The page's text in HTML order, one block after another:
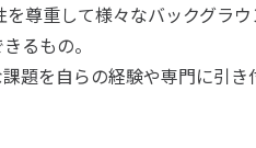
を尊重して様々なバックグラ
るもの。
題を自らの経験や専門に引